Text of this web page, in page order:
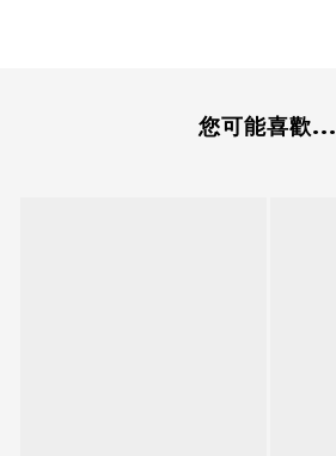
您可能喜歡...